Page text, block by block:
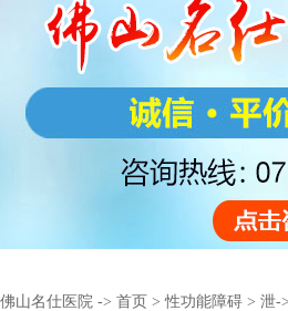
佛山名仕医院 -> 首页 >性功能障碍 > 泄-